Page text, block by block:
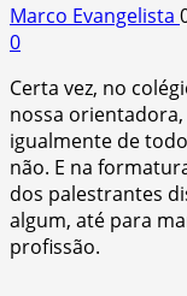
Marco Evangelista
0
Certa vez, no
nossa
igualmente de
não. E na
dos palestrantes
algum, até para
profissão.